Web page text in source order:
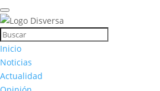
Inicio
Noticias
Actualidad